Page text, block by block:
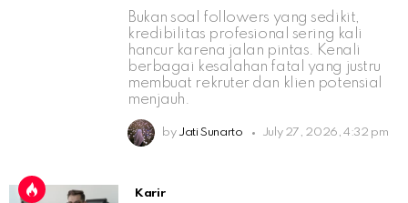
Bukan soal followers yang sedikit,
kredibilitas profesional sering kali
hancur karena jalan pintas. Kenali
berbagai kesalahan fatal yang justru
membuat rekruter dan klien potensial
menjauh.
by Jati Sunarto July 27, 2026, 4:32 pm
Karir